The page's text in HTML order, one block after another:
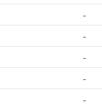
-
-
-
-
-